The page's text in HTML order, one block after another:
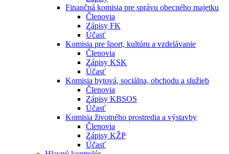
Finančná komisia pre správu obecného majetku
Členovia
Zápisy FK
Účasť
Komisia pre šport, kultúru a vzdelávanie
Členovia
Zápisy KSK
Účasť
Komisia bytová, sociálna, obchodu a služieb
Členovia
Zápisy KBSOS
Účasť
Komisia životného prostredia a výstavby
Členovia
Zápisy KŽP
Účasť